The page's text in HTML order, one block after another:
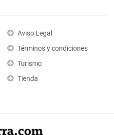
Aviso Legal
Términos y condiciones
Turismo
Tienda